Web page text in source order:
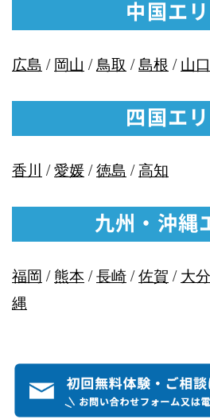
中国エ
広島 /岡山 /鳥取 /島根 /山口
四国エ
香川 /愛媛/徳島 /高知
九州・沖
福岡 /熊本 /長崎/佐賀 /大分
縄